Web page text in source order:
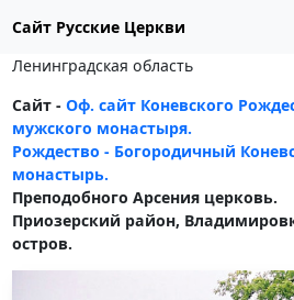
Сайт Русские Церкви
Ленинградская область
Сайт - Оф. сайт Коневского
мужского монастыря.
Рождество - Богородичный
монастырь.
Преподобного Арсения церковь.
Приозеpcкий район,
остров.